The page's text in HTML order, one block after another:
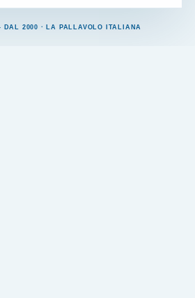
2000 · LA PALLAVOLO ITALIANA